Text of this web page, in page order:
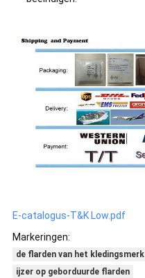
E-catalogus-T&K Low.pdf
Markeringen:
de flarden van het kledingsmerk
ijzer op geborduurde flarden